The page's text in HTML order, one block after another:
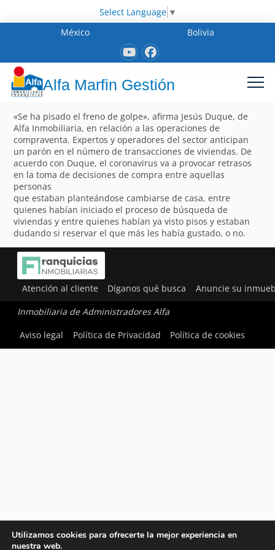
Select Language ▼
México
Bolivia
Alfa Marfin Gestión
«Se ha pisado el freno de golpe», afirma Jesús Duque, de
Alfa Inmobiliaria, en relación a las operaciones de
compraventa. Expertos y operadores del sector anticipan
un parón en el número de transacciones de viviendas. De
acuerdo con Duque, el coronavirus va a provocar retrasos
en la toma de decisiones de compra entre aquellas
personas
que estaban planteándose cambiarse de casa, entre
quienes habían iniciado el proceso de búsqueda de
viviendas y entre quienes habían ya visto pisos y estaban
dudando si reservar el que más les había gustado, o no.
Atención al cliente Díganos qué busca Anuncie su
Inmobiliaria de Administradores Alfa
Aviso legal
Política de Privacidad Política de cookies
Utilizamos cookies para ofrecerte la mejor experiencia en
nuestra web.